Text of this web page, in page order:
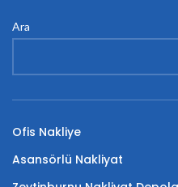
Ara
Ofis Nakliye
Asansörlü Nakliyat